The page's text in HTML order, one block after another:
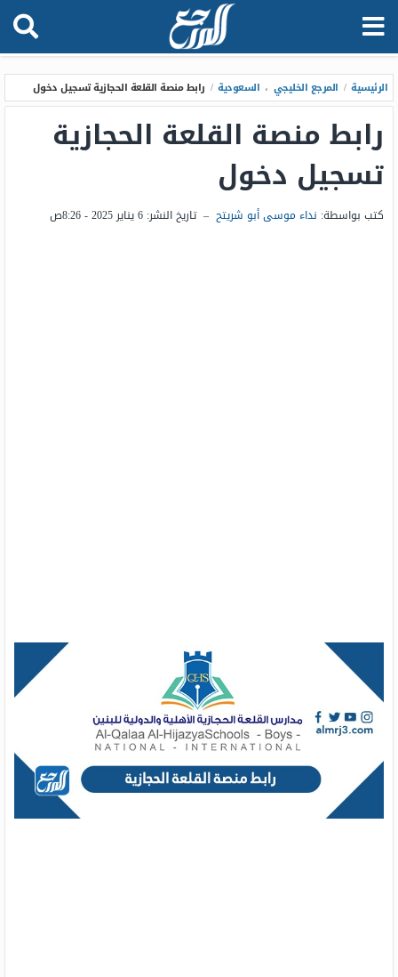
الرئيسية / المرجع الخليجي ، السعودية / رابط منصة القلعة الحجازية تسجيل دخول
رابط منصة القلعة الحجازية
تسجيل دخول
كتب بواسطة: نداء موسى أبو شريتح – تاريخ النشر: 6 يناير 2025 - 8:26ص